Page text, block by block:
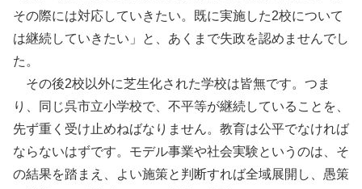
その際には対応していきたい。既に実施した2校について
は継続していきたい」と、あくまで失政を認めませんでし
た。
その後2校以外に芝生化された学校は皆無です。つま
り、同じ呉市立小学校で、不平等が継続していることを、
先ず重く受け止めねばなりません。教育は公平でなければ
ならないはずです。モデル事業や社会実験というのは、そ
の結果を踏まえ、よい施策と判断すれば全域展開し、愚策